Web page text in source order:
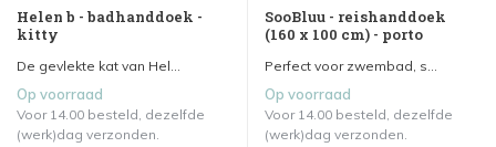
Helen b - badhanddoek -
kitty
De gevlekte kat van Hel...
Op voorraad
Voor 14.00 besteld, dezelfde
(werk)dag verzonden.
SooBluu - reishanddoek
(160 x 100 cm) - porto
Perfect voor zwembad, s...
Op voorraad
Voor 14.00 besteld, dezelfde
(werk)dag verzonden.